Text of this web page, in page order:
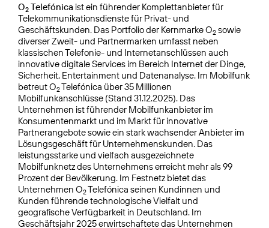
O2 Telefónica ist ein führender Komplettanbieter für
Telekommunikationsdienste für Privat- und
Geschäftskunden. Das Portfolio der Kernmarke O2 sowie
diverser Zweit- und Partnermarken umfasst neben
klassischen Telefonie- und Internetanschlüssen auch
innovative digitale Services im Bereich Internet der Dinge,
Sicherheit, Entertainment und Datenanalyse. Im Mobilfunk
betreut O2Telefónica über 35 Millionen
Mobilfunkanschlüsse (Stand 31.12.2025). Das
Unternehmen ist führender Mobilfunkanbieter im
Konsumentenmarkt und im Markt für innovative
Partnerangebote sowie ein stark wachsender Anbieter im
Lösungsgeschäft für Unternehmenskunden. Das
leistungsstarke und vielfach ausgezeichnete
Mobilfunknetz des Unternehmens erreicht mehr als 99
Prozent der Bevölkerung. Im Festnetz bietet das
Unternehmen O2Telefónica seinen Kundinnen und
Kunden führende technologische Vielfalt und
geografische Verfügbarkeit in Deutschland. Im
Geschäftsjahr 2025 erwirtschaftete das Unternehmen